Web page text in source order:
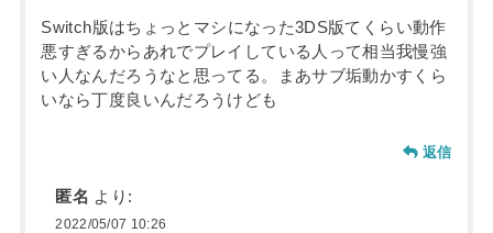
Switch版はちょっとマシになった3DS版てくらい動作
悪すぎるからあれでプレイしている人って相当我慢強
い人なんだろうなと思ってる。まあサブ垢動かすくら
いなら丁度良いんだろうけども
返信
匿名 より:
2022/05/07 10:26